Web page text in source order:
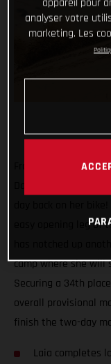
From a day off,
easy opening leg of
camp where she will
Securing a 34th
overall provisional
finish the two-day
Laia completes
analyser votre
marketing. Les